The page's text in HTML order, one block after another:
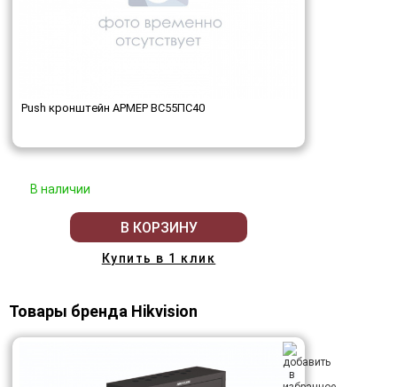
Push кронштейн АРМЕР ВС55ПС40
В наличии
В КОРЗИНУ
Купить в 1 клик
Товары бренда Hikvision